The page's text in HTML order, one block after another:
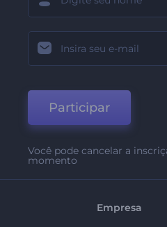
Participar
Você pode cancelar a
momento
Empresa